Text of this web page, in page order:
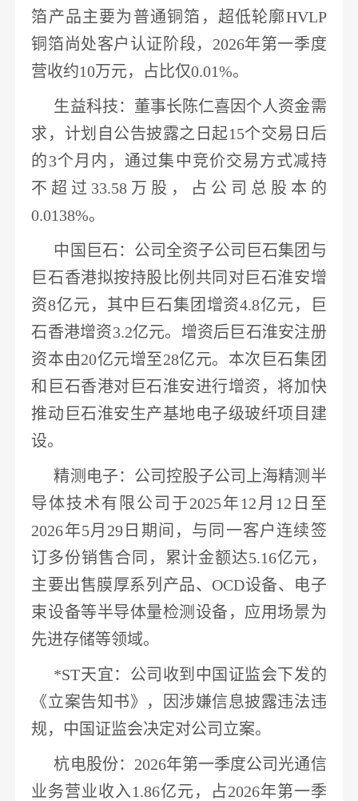
箔产品主要为普通铜箔，超低轮廓HVLP
铜箔尚处客户认证阶段，2026年第一季度
营收约10万元，占比仅0.01%。
生益科技：董事长陈仁喜因个人资金需
求，计划自公告披露之日起15个交易日后
的3个月内， 通过集中竞价交易方式减持
不超过 33.58万股 ，占公司总股本的
0.0138%。
中国巨石：公司全资子公司巨石集团与
巨石香港拟按持股比例 共同对巨石淮安增
资8亿元 ，其中巨石集团增资4.8亿元，巨
石香港增资3.2亿元。增资后巨石淮安注册
资本由20亿元增至28亿元。本次巨石集团
和巨石香港对巨石淮安进行增资，将加快
推动巨石淮安生产基地电子级玻纤项目建
设。
精测电子：公司控股子公司上海精测 半
导体技术有限公司于2025年12月12日至
2026年5月29日期间，与同一客户连续签
订多份销售合同，
累计金额达5.16亿元 ，
主要出售膜厚系列产品、OCD设备、 电子
束设备等半导体量检测设备，应用场景为
先进存储等领域。
*ST天宜：公司收到中国证监会下发的
《立案告知书》，因涉嫌信息披露违法违
规， 中国证监会决定对公司立案。
杭电股份： 2026年第一季度公司光通信
业务营业收入1.86亿元， 占2026年第一季